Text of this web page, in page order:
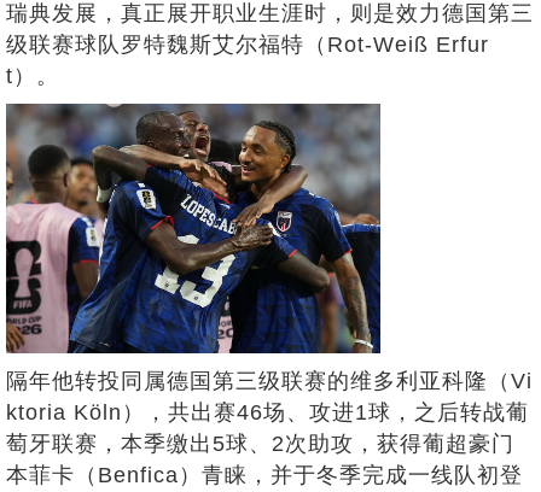
瑞典发展，真正展开职业生涯时，则是效力德国第三
级联赛球队罗特魏斯艾尔福特（Rot-Weiß Erfur
t）。
隔年他转投同属德国第三级联赛的维多利亚科隆（Vi
ktoria Köln），共出赛46场、攻进1球，之后转战葡
萄牙联赛，本季缴出5球、2次助攻，获得葡超豪门
本菲卡（Benfica）青睐，并于冬季完成一线队初登